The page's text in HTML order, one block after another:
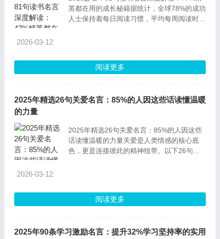
英都在用的成长秘籍据统计，全球78%的成功
人士保持着每日阅读习惯，平均每周阅读时长
2026-03-12
阅读更多
2025年精选26句关爱名言：85%的人因这些话读懂温暖
的力量
2025年精选26句关爱名言：85%的人因这些
话读懂温暖的力量关爱是人类情感的核心底
色，更是连接彼此的精神纽带。以下26句经
让他们主动践行关爱行动。1.我为人人，人人
为我（小仲马）解释：这句话核心是倡导互助
2026-03-12
阅读更多
2025年90条学习激励名言：提升32%学习坚持率的实用